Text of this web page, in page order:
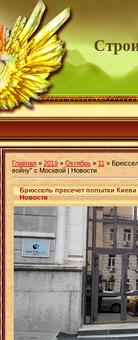
Главная » 2019 » Октябрь » 11 »
войну" с Москвой | Новости
Брюссель пресечет попытки
Новости